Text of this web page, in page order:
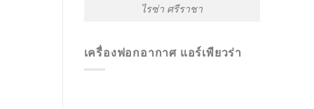
ไรซ่า ศรีราชา
เครื่องฟอกอากาศ แอร์เพียวร่า